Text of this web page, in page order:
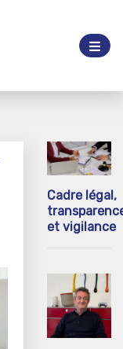
Cadre légal,
et vigilance